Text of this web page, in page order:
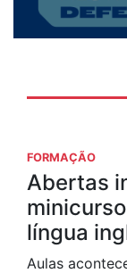
FORMAÇÃO
Abertas
língua
Aulas